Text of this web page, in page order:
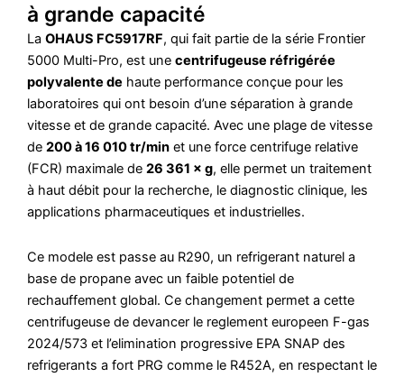
à grande capacité
La OHAUS FC5917RF, qui fait partie de la série Frontier
5000 Multi-Pro, est une centrifugeuse réfrigérée
polyvalente de haute performance conçue pour les
laboratoires qui ont besoin d’une séparation à grande
vitesse et de grande capacité. Avec une plage de vitesse
de 200 à 16 010 tr/min et une force centrifuge relative
(FCR) maximale de 26 361 × g, elle permet un traitement
à haut débit pour la recherche, le diagnostic clinique, les
applications pharmaceutiques et industrielles.
Ce modele est passe au R290, un refrigerant naturel a
base de propane avec un faible potentiel de
rechauffement global. Ce changement permet a cette
centrifugeuse de devancer le reglement europeen F-gas
2024/573 et l’elimination progressive EPA SNAP des
refrigerants a fort PRG comme le R452A, en respectant le